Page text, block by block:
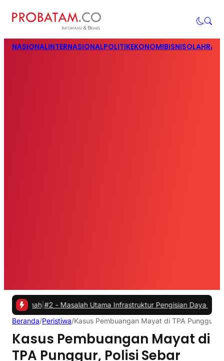
NASIONALINTERNASIONALPOLITIKEKONOMIBISNIS
#2 -Masalah Utama Infrastruktur Pengisian Daya untuk Mobil
Beranda/Peristiwa/Kasus Pembuangan Mayat di TPA Punggur,
Kasus Pembuangan Mayat di
TPA Punggur, Polisi Sebar